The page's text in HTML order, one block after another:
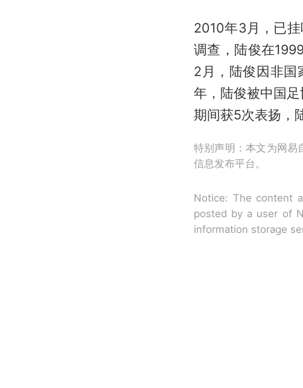
2010年3月，已
调查，陆俊在
2月，陆俊因非国
年，陆俊被中国
期间获5次表扬，
特别声明：本文为网易
信息发布平台。
Notice: The content
posted by a user of
information storage